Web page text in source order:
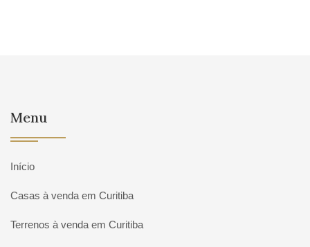
Menu
Início
Casas à venda em Curitiba
Terrenos à venda em Curitiba